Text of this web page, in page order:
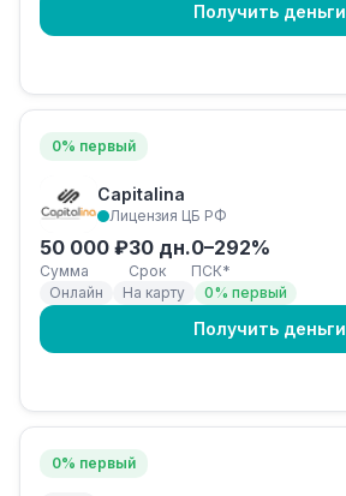
Получить деньги
0% первый
Capitalina
Лицензия ЦБ РФ
50 000 ₽
Сумма
30 дн.
Срок
0–292%
ПСК*
Онлайн
На карту 0% первый
Получить деньги
0% первый